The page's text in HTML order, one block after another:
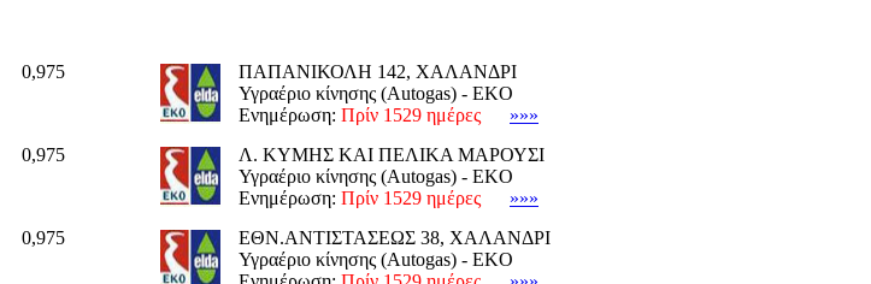
0,975
ΠΑΠΑΝΙΚΟΛΗ 142, ΧΑΛΑΝΔΡΙ
Υγραέριο κίνησης (Autogas) - EKO
Ενημέρωση: Πρίν 1529 ημέρες
»»»
0,975
Λ. ΚΥΜΗΣ ΚΑΙ ΠΕΛΙΚΑ ΜΑΡΟΥΣΙ
Υγραέριο κίνησης (Autogas) - EKO
Ενημέρωση: Πρίν 1529 ημέρες
»»»
0,975
ΕΘΝ.ΑΝΤΙΣΤΑΣΕΩΣ 38, ΧΑΛΑΝΔΡΙ
Υγραέριο κίνησης (Autogas) - EKO